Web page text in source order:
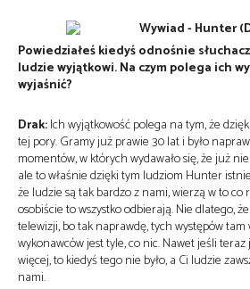
Powiedziałeś kiedyś odnośnie
ludzie wyjątkowi. Na czym polega ich
wyjaśnić?
Drak:Ich wyjątkowość polega na tym, że
tej pory. Gramy już prawie 30 lat i było
momentów, w których wydawało się, że już
ale to właśnie dzięki tym ludziom Hunter
że ludzie są tak bardzo z nami, wierzą w to
osobiście to wszystko odbierają. Nie dlatego,
telewizji, bo tak naprawdę, tych występów
wykonawców jest tyle, co nic. Nawet jeśli
więcej, to kiedyś tego nie było, a Ci ludzie
nami.